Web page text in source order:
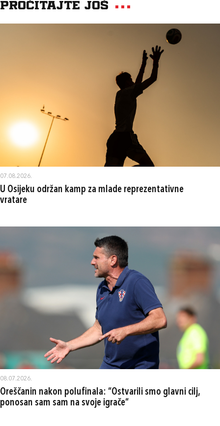
Pročitajte još
07.08.2026.
U Osijeku održan kamp za mlade reprezentativne
vratare
08.07.2026.
Oreščanin nakon polufinala: “Ostvarili smo glavni cilj,
ponosan sam sam na svoje igrače“